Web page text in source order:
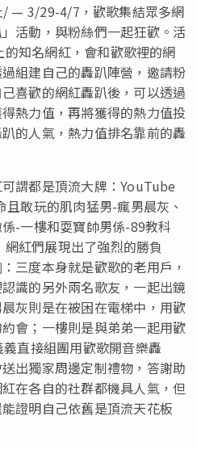
/ — 3/29-4/7 ，歡歌集結眾多網
活動，與粉絲們一起狂歡。活
知名網紅，會和歡歌裡的網
組建自己的轟趴陣營，邀請粉
喜歡的網紅轟趴後，可以透過
熱力值，再將獲得的熱力值投
的人氣，熱力值排名靠前的轟
謂都是頂流大牌：YouTube
敢玩的肌肉猛男-瘋男晨灰、
-一樓和耍寶帥男係-89教科
紅們展現出了強烈的勝負
三度本身就是歡歌的老用戶，
識的另外兩名歌友，一起出鏡
灰則是在被困在電梯中，用歡
會；一樓則是與弟弟一起用歡
直接組團用歡歌開音樂轟
出獨家周邊定制禮物，答謝助
在各自的社群都機具人氣，但
證明自己依舊是頂流天花板